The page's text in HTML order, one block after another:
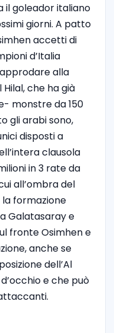
il goleador italiano
giorni. A patto
accetti di
d’Italia
alla
Hilal, che ha già
monstre da 150
gli arabi sono,
disposti a
clausola
in 3 rate da
all’ombra del
formazione
Galatasaraye
fronte Osimhen e
anche se
dell’Al
e che può